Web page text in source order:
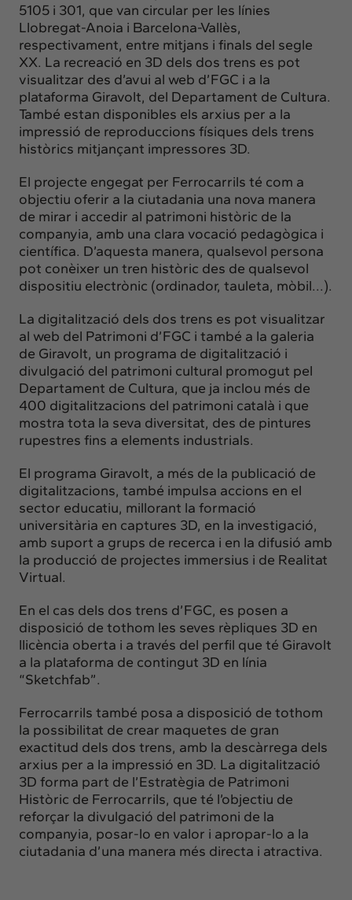
5105 i 301, que van circular per les línies
Llobregat-Anoia i Barcelona-Vallès,
respectivament, entre mitjans i finals del segle
XX. La recreació en 3D dels dos trens es pot
visualitzar des d’avui al web d’FGC i a la
plataforma Giravolt, del Departament de Cultura.
També estan disponibles els arxius per a la
impressió de reproduccions físiques dels trens
històrics mitjançant impressores 3D.
El projecte engegat per Ferrocarrils té com a
objectiu oferir a la ciutadania una nova manera
de mirar i accedir al patrimoni històric de la
companyia, amb una clara vocació pedagògica i
científica. D’aquesta manera, qualsevol persona
pot conèixer un tren històric des de qualsevol
dispositiu electrònic (ordinador, tauleta, mòbil...).
La digitalització dels dos trens es pot visualitzar
al web del Patrimoni d’FGC i també a la galeria
de Giravolt, un programa de digitalització i
divulgació del patrimoni cultural promogut pel
Departament de Cultura, que ja inclou més de
400 digitalitzacions del patrimoni català i que
mostra tota la seva diversitat, des de pintures
rupestres fins a elements industrials.
El programa Giravolt, a més de la publicació de
digitalitzacions, també impulsa accions en el
sector educatiu, millorant la formació
universitària en captures 3D, en la investigació,
amb suport a grups de recerca i en la difusió amb
la producció de projectes immersius i de Realitat
Virtual.
En el cas dels dos trens d’FGC, es posen a
disposició de tothom les seves rèpliques 3D en
llicència oberta i a través del perfil que té Giravolt
a la plataforma de contingut 3D en línia
“Sketchfab”.
Ferrocarrils també posa a disposició de tothom
la possibilitat de crear maquetes de gran
exactitud dels dos trens, amb la descàrrega dels
arxius per a la impressió en 3D. La digitalització
3D forma part de l’Estratègia de Patrimoni
Històric de Ferrocarrils, que té l’objectiu de
reforçar la divulgació del patrimoni de la
companyia, posar-lo en valor i apropar-lo a la
ciutadania d’una manera més directa i atractiva.